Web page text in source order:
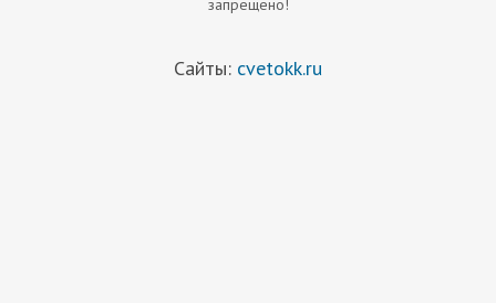
запрещено!
Сайты: cvetokk.ru